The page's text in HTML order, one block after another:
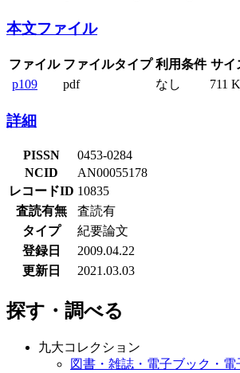
本文ファイル
ファイル ファイルタイプ 利用条件 サイ
p109
pdf なし 711
詳細
PISSN
0453-0284
NCID
AN00055178
レコードID 10835
査読有無
査読有
タイプ
紀要論文
登録日
2009.04.22
更新日
2021.03.03
探す・調べる
九大コレクション
図書・雑誌・電子ブック・